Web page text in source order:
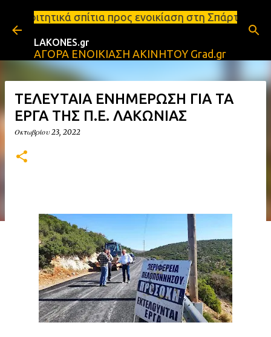
Μετάβαση στο κύριο περιεχόμενο
προς ενοικίαση στη Σπάρτη Ενοικιάσεις
LAKONES.gr
ΑΓΟΡΑ ΕΝΟΙΚΙΑΣΗ ΑΚΙΝΗΤΟΥ Grad.gr
ΤΕΛΕΥΤΑΙΑ ΕΝΗΜΕΡΩΣΗ ΓΙΑ ΤΑ
ΕΡΓΑ ΤΗΣ Π.Ε. ΛΑΚΩΝΙΑΣ
Οκτωβρίου 23, 2022